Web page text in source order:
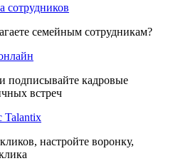
сотрудников
семейным сотрудникам?
подписывайте кадровые
встреч
Talantix
настройте воронку,